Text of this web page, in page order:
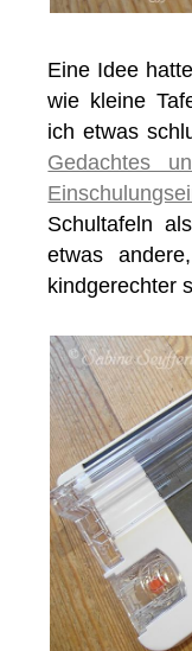
Eine Idee
wie kleine
ich etwas
Gedachtes
Schultafeln
etwas
kindgerechter